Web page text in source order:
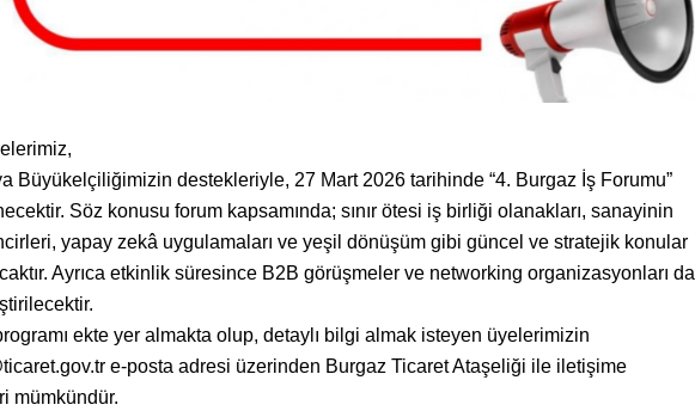
Büyükelçiliğimizin destekleriyle, 27 Mart 2026 tarihinde “4. Burgaz İş Forumu”
Söz konusu forum kapsamında; sınır ötesi iş birliği olanakları, sanayinin
yapay zekâ uygulamaları ve yeşil dönüşüm gibi güncel ve stratejik konular
Ayrıca etkinlik süresince B2B görüşmeler ve networking organizasyonları da
ekte yer almakta olup, detaylı bilgi almak isteyen üyelerimizin
e-posta adresi üzerinden Burgaz Ticaret Ataşeliği ile iletişime
mümkündür.